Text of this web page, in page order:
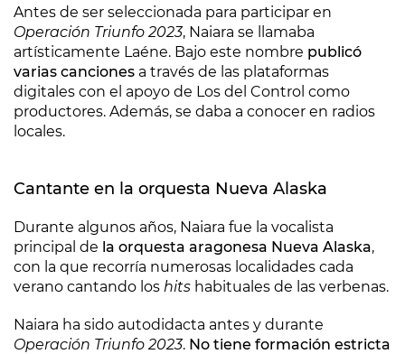
Antes de ser seleccionada para participar en
Operación Triunfo 2023, Naiara se llamaba
artísticamente Laéne. Bajo este nombre publicó
varias canciones a través de las plataformas
digitales con el apoyo de Los del Control como
productores. Además, se daba a conocer en radios
locales.
Cantante en la orquesta Nueva Alaska
Durante algunos años, Naiara fue la vocalista
principal de la orquesta aragonesa Nueva Alaska,
con la que recorría numerosas localidades cada
verano cantando los hits habituales de las verbenas.
Naiara ha sido autodidacta antes y durante
Operación Triunfo 2023. No tiene formación estricta